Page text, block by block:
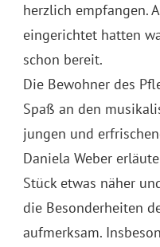
herzlich empfangen.
eingerichtet hatten
schon bereit.
Die Bewohner des
Spaß an den
jungen und
Daniela Weber
Stück etwas näher
die Besonderheiten
aufmerksam.